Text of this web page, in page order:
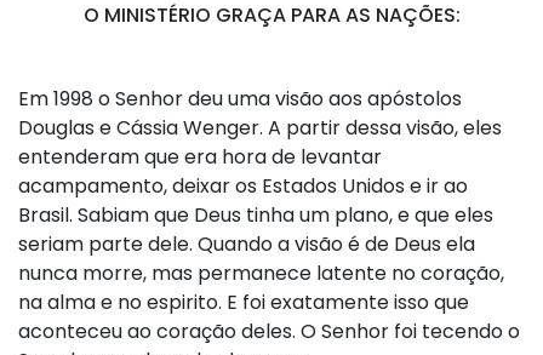
O MINISTÉRIO GRAÇA PARA AS NAÇÕES:
Em 1998 o Senhor deu uma visão aos apóstolos
Douglas e Cássia Wenger. A partir dessa visão, eles
entenderam que era hora de levantar
acampamento, deixar os Estados Unidos e ir ao
Brasil. Sabiam que Deus tinha um plano, e que eles
seriam parte dele. Quando a visão é de Deus ela
nunca morre, mas permanece latente no coração,
na alma e no espirito. E foi exatamente isso que
aconteceu ao coração deles. O Senhor foi tecendo o